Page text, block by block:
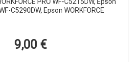
PRO WF-C5215DW, Epson
C5290DW, Epson WORKFORCE
9,00 €